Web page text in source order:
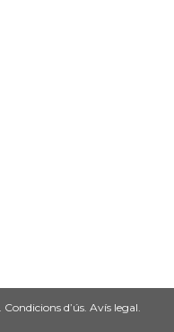
Condicions d’ús .Avís legal